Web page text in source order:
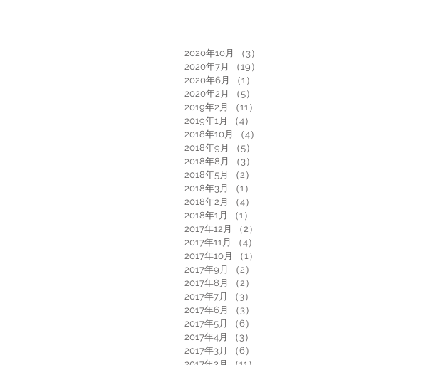
2020年10月 （3）
2020年7月
（19）
2020年6月
（1）
2020年2月
（5）
2019年2月
（11）
2019年1月
（4）
2018年10月
（4）
2018年9月
（5）
2018年8月
（3）
2018年5月
（2）
2018年3月
（1）
2018年2月
（4）
2018年1月
（1）
2017年12月
（2）
2017年11月
（4）
2017年10月
（1）
2017年9月
（2）
2017年8月
（2）
2017年7月
（3）
2017年6月
（3）
2017年5月
（6）
2017年4月
（3）
2017年3月
（6）